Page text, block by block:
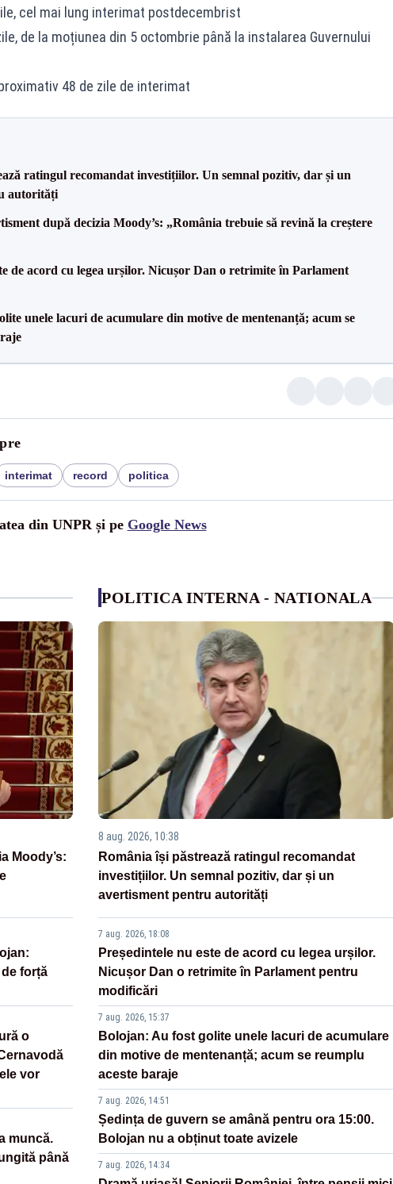
cel mai lung interimat postdecembrist
de la moțiunea din 5 octombrie până la instalarea Guvernului
48 de zile de interimat
ratingul recomandat investițiilor. Un semnal pozitiv, dar și un
autorități
după decizia Moody’s: „România trebuie să revină la creștere
de acord cu legea urșilor. Nicușor Dan o retrimite în Parlament
unele lacuri de acumulare din motive de mentenanță; acum se
interimat record politica
din UNPR și pe Google News
Moody’s:
forță
o
vor
muncă.
până
POLITICA INTERNA - NATIONALA
8 aug. 2026, 10:38
România își păstrează ratingul recomandat
investițiilor. Un semnal pozitiv, dar și un
avertisment pentru autorități
7 aug. 2026, 18:08
Președintele nu este de acord cu legea urșilor.
Nicușor Dan o retrimite în Parlament pentru
modificări
7 aug. 2026, 15:37
Bolojan: Au fost golite unele lacuri de acumulare
din motive de mentenanță; acum se reumplu
aceste baraje
7 aug. 2026, 14:51
Ședința de guvern se amână pentru ora 15:00.
Bolojan nu a obținut toate avizele
7 aug. 2026, 14:34